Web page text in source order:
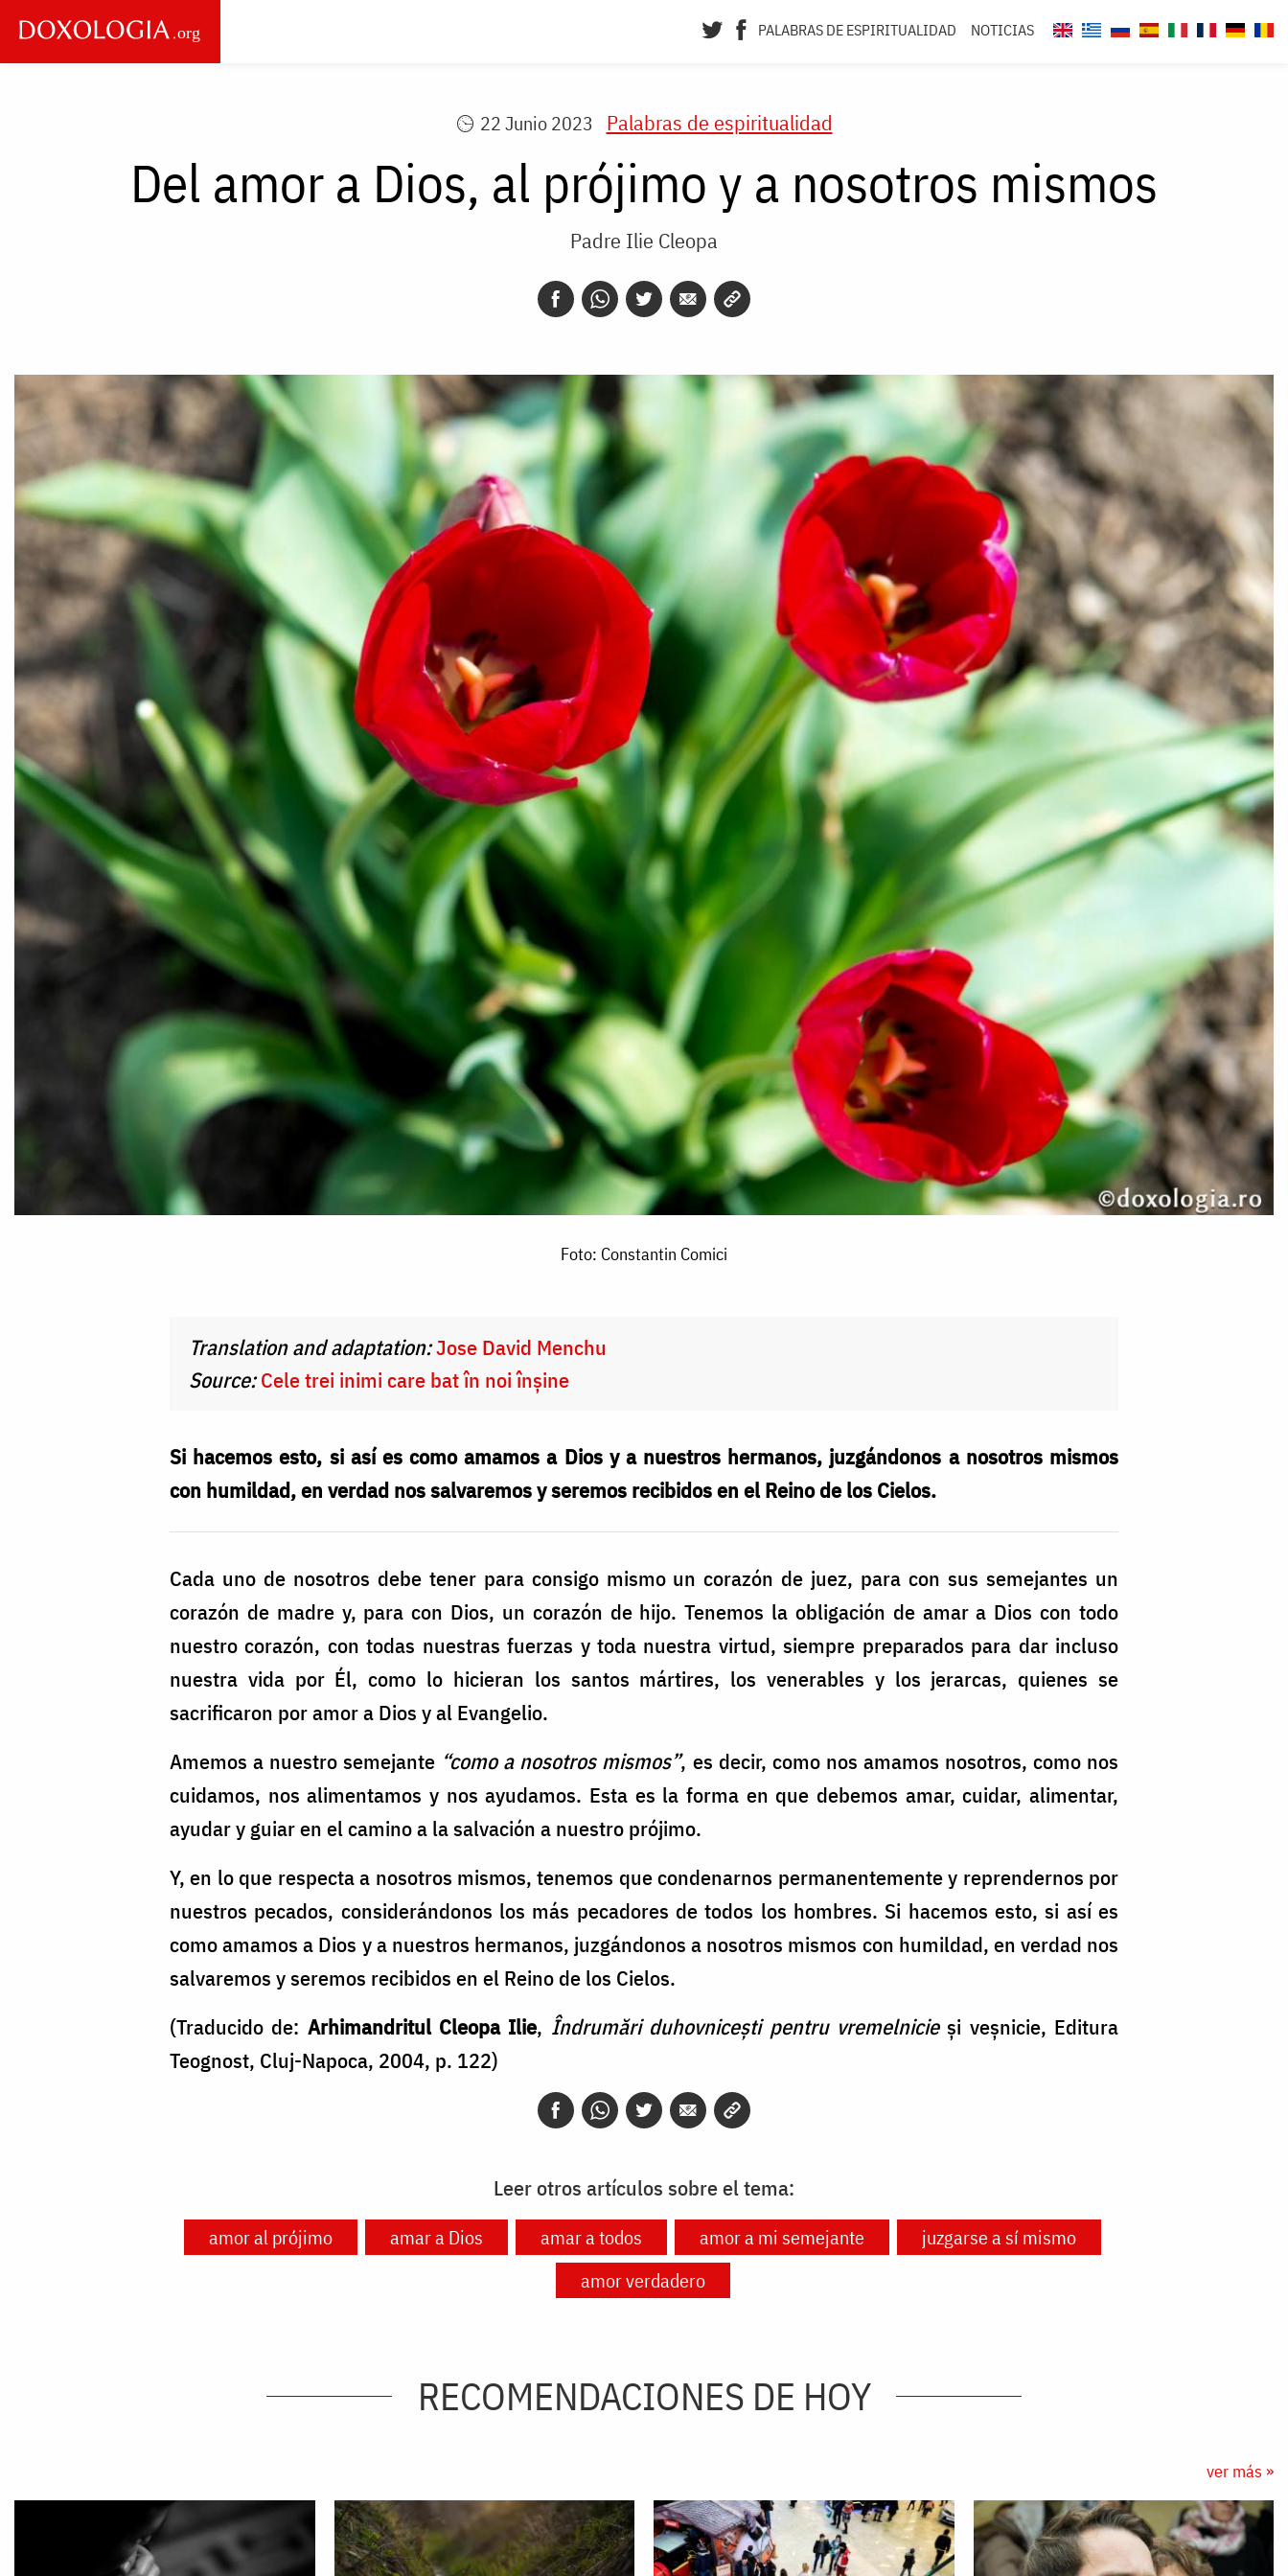
PALABRAS DE ESPIRITUALIDAD NOTICIAS
22 Junio 2023 Palabras de espiritualidad
Del amor a Dios, al prójimo y a nosotros mismos
Padre Ilie Cleopa
Foto: Constantin Comici
Translation and adaptation:Jose David Menchu
Source:Cele trei inimi care bat în noi înșine
Si hacemos esto, si así es como amamos a Dios y a nuestros hermanos, juzgándonos a nosotros mismos
con humildad, en verdad nos salvaremos y seremos recibidos en el Reino de los Cielos.
Cada uno de nosotros debe tener para consigo mismo un corazón de juez, para con sus semejantes un
corazón de madre y, para con Dios, un corazón de hijo. Tenemos la obligación de amar a Dios con todo
nuestro corazón, con todas nuestras fuerzas y toda nuestra virtud, siempre preparados para dar incluso
nuestra vida por Él, como lo hicieran los santos mártires, los venerables y los jerarcas, quienes se
sacrificaron por amor a Dios y al Evangelio.
Amemos a nuestro semejante “como a nosotros mismos”, es decir, como nos amamos nosotros, como nos
cuidamos, nos alimentamos y nos ayudamos. Esta es la forma en que debemos amar, cuidar, alimentar,
ayudar y guiar en el camino a la salvación a nuestro prójimo.
Y, en lo que respecta a nosotros mismos, tenemos que condenarnos permanentemente y reprendernos por
nuestros pecados, considerándonos los más pecadores de todos los hombres. Si hacemos esto, si así es
como amamos a Dios y a nuestros hermanos, juzgándonos a nosotros mismos con humildad, en verdad nos
salvaremos y seremos recibidos en el Reino de los Cielos.
(Traducido de: Arhimandritul Cleopa Ilie, Îndrumări duhovnicești pentru vremelnicieși veșnicie, Editura
Teognost, Cluj-Napoca, 2004, p. 122)
Leer otros artículos sobre el tema:
amor al prójimo amar a Dios amar a todos amor a mi semejante
juzgarse a sí mismo
amor verdadero
RECOMENDACIONES DE HOY
ver más »